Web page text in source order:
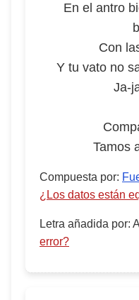
En el antro
Con
Y tu vato no
Ja-
Tamos
Compuesta por:
¿Los datos están
Letra añadida por:
error?